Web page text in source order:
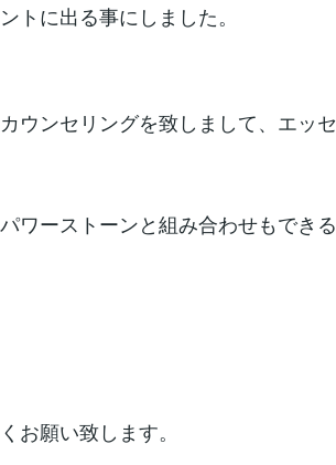
トに出る事にしました。
ウンセリングを致しまして、エッ
ワーストーンと組み合わせもでき
お願い致します。